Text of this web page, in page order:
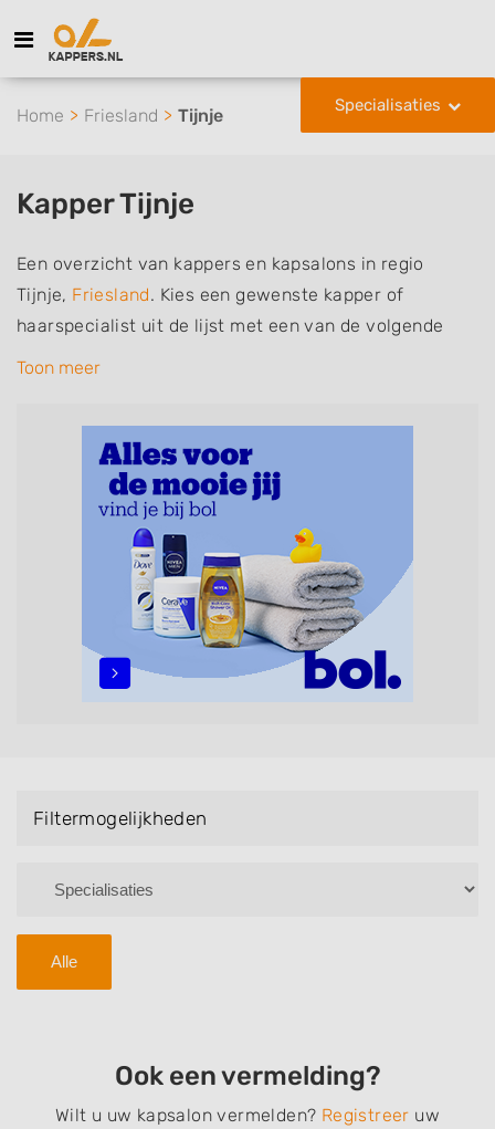
Specialisaties
Home Friesland Tijnje
Kapper Tijnje
Een overzicht van kappers en kapsalons in regio
Tijnje, Friesland. Kies een gewenste kapper of
haarspecialist uit de lijst met een van de volgende
specialisaties of aantekeningen: mannen of
zonder afspraak terecht kunt. De vermelde kappers
kunnen uw haren wassen, knippen, föhnen en kleuren,
maar ook helpen met extensions, balyage, invlechten,
opsteken, weave, een keratinebehandeling, een
permanent, een bruidkapsel, make-up & visagie,
epileren, schoonheidsbehandelingen, het trimmen van
een baard en pruiken. U kunt de zoekresultaten
filteren met behulp van de specialisatie filter en u
Toon meer
Filtermogelijkheden
Alle
Ook een vermelding?
Wilt u uw kapsalon vermelden? Registreer uw